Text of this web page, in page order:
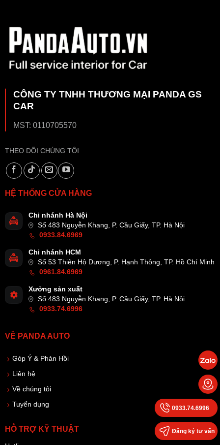
CÔNG TY TNHH THƯƠNG MẠI PANDA GS
CAR
MST: 0110705570
THEO DÕI CHÚNG TÔI
HỆ THỐNG CỬA HÀNG
Chi nhánh Hà Nội
Số 483 Nguyễn Khang, P. Cầu Giấy, TP. Hà Nội
0933.84.6969
Chi nhánh HCM
Số 53 Thiên Hộ Dương, P. Hạnh Thông, TP. Hồ Chí Minh
0961.84.6969
Xưởng sản xuất
Số 483 Nguyễn Khang, P. Cầu Giấy, TP. Hà Nội
0933.74.6996
VỀ PANDA AUTO
Góp Ý & Phản Hồi
Liên hệ
Về chúng tôi
Tuyển dụng
HỖ TRỢ KỸ THUẬT
0933.74.6996
Đăng ký tư vấn